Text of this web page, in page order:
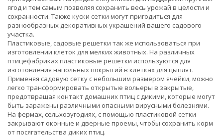
ягод и тем самым позволяя сохранить весь урожай в целости и
сохранности. Также куски сетки могут пригодиться для
разнообразных декоративных украшений вашего садового
участка.
Пластиковые, садовые решетки так же использоваться при
изготовлении клеток для мелких животных. На различных
птицефабриках пластиковые решетки используются для
изготовления напольных покрытий в клетках для цыплят.
Применяя садовую сетку с небольшим размером ячейки, можно
легко трансформировать открытые вольеры в закрытые,
предотвращая контакт домашних птиц с дикими, которые могут
быть заражены различными опасными вирусными болезнями.
На фермах, сельхозугодиях, с помощью пластиковой сетки
закрывают оконные и дверные проемы, чтобы сохранить корм
от посягательства диких птиц.